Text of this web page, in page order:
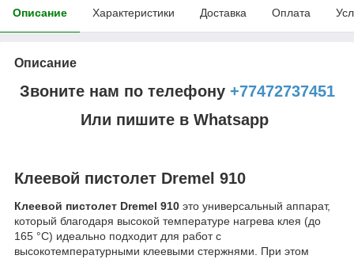
Описание Характеристики Доставка Оплата
Описание
Звоните нам по телефону +77472737451
Или пишите в Whatsapp
Клеевой пистолет Dremel 910
Клеевой пистолет Dremel 910 это универсальный аппарат,
который благодаря высокой температуре нагрева клея (до
165 °C) идеально подходит для работ с
высокотемпературными клеевыми стержнями. При этом